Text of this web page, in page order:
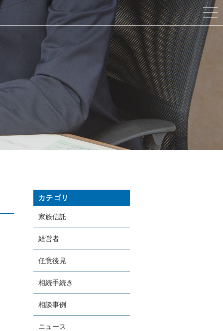
お電話での受付
4051-6443
9：00～18：00（土日祝対応可）
カテゴリ
家族信託
経営者
任意後見
相続手続き
相談事例
ニュース